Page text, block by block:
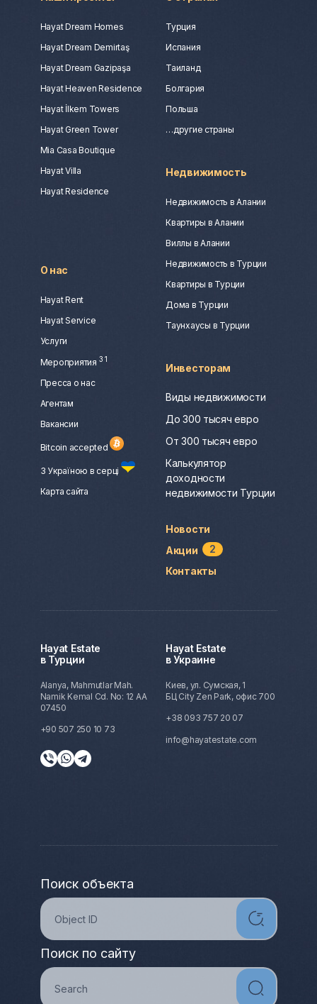
Hayat Dream Homes
Hayat Dream Demirtaş
Hayat Dream Gazipaşa
Hayat Heaven Residence
Hayat İlkem Towers
Hayat Green Tower
Mia Casa Boutique
Hayat Villa
Hayat Residence
Турция
Испания
Таиланд
Болгария
Польша
…другие страны
О нас
Hayat Rent
Hayat Service
Услуги
Мероприятия 3 1
Пресса о нас
Агентам
Вакансии
Bitcoin accepted
З Україною в серці
Карта сайта
Недвижимость
Недвижимость в Алании
Квартиры в Алании
Виллы в Алании
Недвижимость в Турции
Квартиры в Турции
Дома в Турции
Таунхаусы в Турции
Инвесторам
Виды недвижимости
До 300 тысяч евро
От 300 тысяч евро
Калькулятор
доходности
недвижимости Турции
Новости
Акции
2
Контакты
Hayat Estate
в Турции
Alanya, Mahmutlar Mah.
Namik Kemal Cd. No: 12 AA
07450
+90 507 250 10 73
Hayat Estate
в Украине
Киев, ул. Сумская, 1
БЦ City Zen Park, офис 700
+38 093 757 20 07
info@hayatestate.com
Поиск объекта
Поиск по сайту